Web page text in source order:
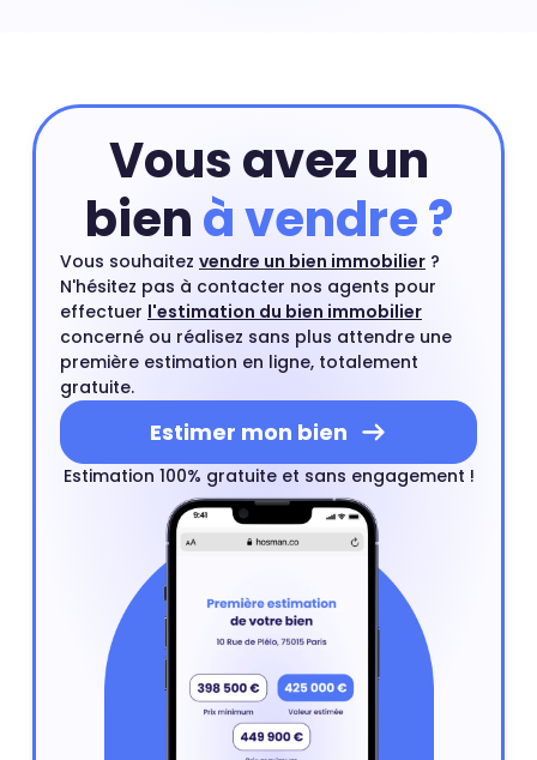
Vous avez un
bienà vendre ?
Vous souhaitez vendre un bien immobilier ?
N'hésitez pas à contacter nos agents pour
effectuer l'estimation du bien immobilier
concerné ou réalisez sans plus attendre une
première estimation en ligne, totalement
gratuite.
Estimer mon bien
Estimation 100% gratuite et sans engagement !